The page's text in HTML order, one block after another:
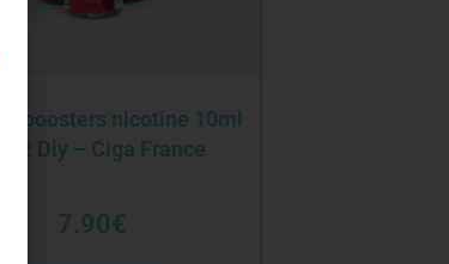
boosters nicotine 10ml
2 Diy – Ciga France
7.90€